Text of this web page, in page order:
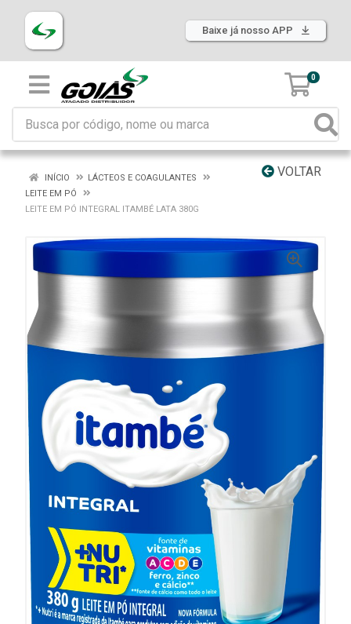
Baixe já nosso APP
0
VOLTAR
INÍCIO
LÁCTEOS E COAGULANTES
LEITE EM PÓ
LEITE EM PÓ INTEGRAL ITAMBÉ LATA 380G